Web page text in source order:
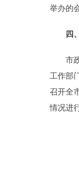
举办的
四
市政
工作部
召开全
情况进